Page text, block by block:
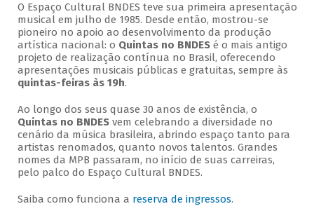
O Espaço Cultural BNDES teve sua primeira apresentação
musical em julho de 1985. Desde então, mostrou-se
pioneiro no apoio ao desenvolvimento da produção
artística nacional: o Quintas no BNDESé o mais antigo
projeto de realização contínua no Brasil, oferecendo
apresentações musicais públicas e gratuitas, sempre às
quintas-feiras às 19h.
Ao longo dos seus quase 30 anos de existência, o
Quintas no BNDESvem celebrando a diversidade no
cenário da música brasileira, abrindo espaço tanto para
artistas renomados, quanto novos talentos. Grandes
nomes da MPB passaram, no início de suas carreiras,
pelo palco do Espaço Cultural BNDES.
Saiba como funciona a reserva de ingressos.